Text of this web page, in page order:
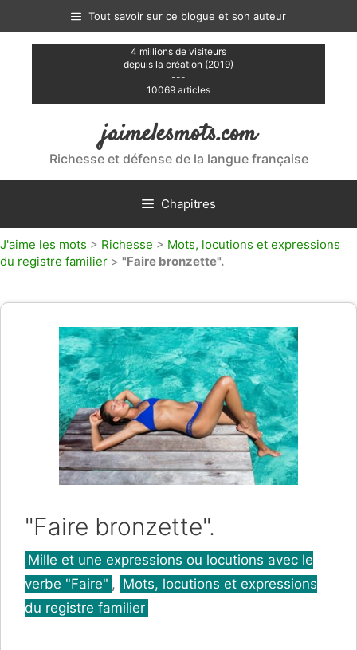
contenu
Tout savoir sur ce blogue et son auteur
4 millions de visiteurs
depuis la création (2019)
---
10069 articles
jaimelesmots.com
Richesse et défense de la langue française
Chapitres
J'aime les mots > Richesse > Mots, locutions et expressions
du registre familier > "Faire bronzette".
"Faire bronzette".
Catégories
Mille et une expressions ou locutions avec le
verbe "Faire" , Mots, locutions et expressions
du registre familier